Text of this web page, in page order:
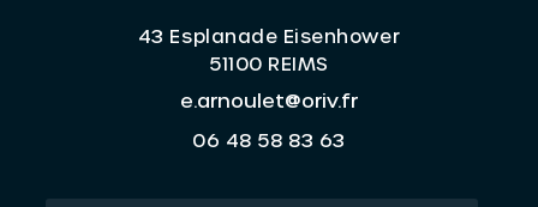
43 Esplanade Eisenhower
51100 REIMS
e.arnoulet@oriv.fr
06 48 58 83 63